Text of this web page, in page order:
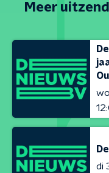
Meer
di